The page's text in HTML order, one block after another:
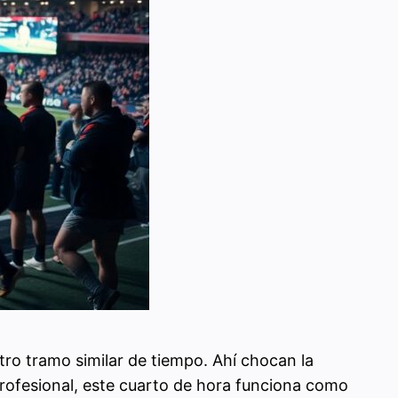
tramo similar de tiempo. Ahí chocan la
este cuarto de hora funciona como